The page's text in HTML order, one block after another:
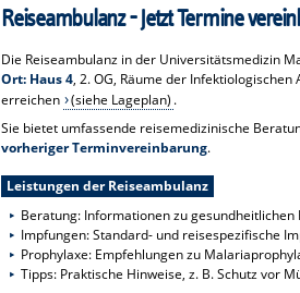
Reiseambulanz - Jetzt Termine
Die Reiseambulanz in der Universitätsmedizin
Ort: Haus 4, 2. OG, Räume der
erreichen (siehe Lageplan) .
Sie bietet umfassende reisemedizinische
vorheriger Terminvereinbarung.
Leistungen der Reiseambulanz
Beratung: Informationen zu gesundheitlichen
Impfungen: Standard- und reisespezifische
Prophylaxe: Empfehlungen zu
Tipps: Praktische Hinweise, z. B. Schutz vor